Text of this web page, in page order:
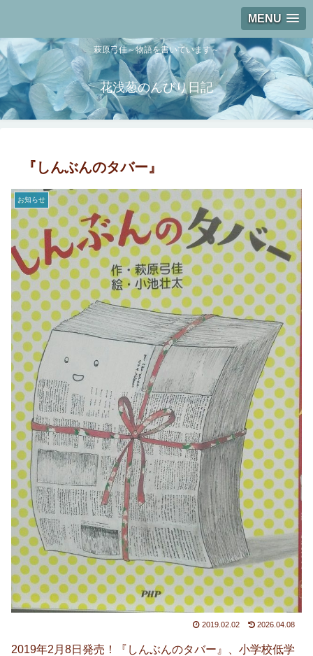
MENU
萩原弓佳～物語を書いています～
花浅葱のんびり日記
『しんぶんのタバー』
お知らせ
2019.02.02 2026.04.08
2019年2月8日発売！『しんぶんのタバー』、小学校低学